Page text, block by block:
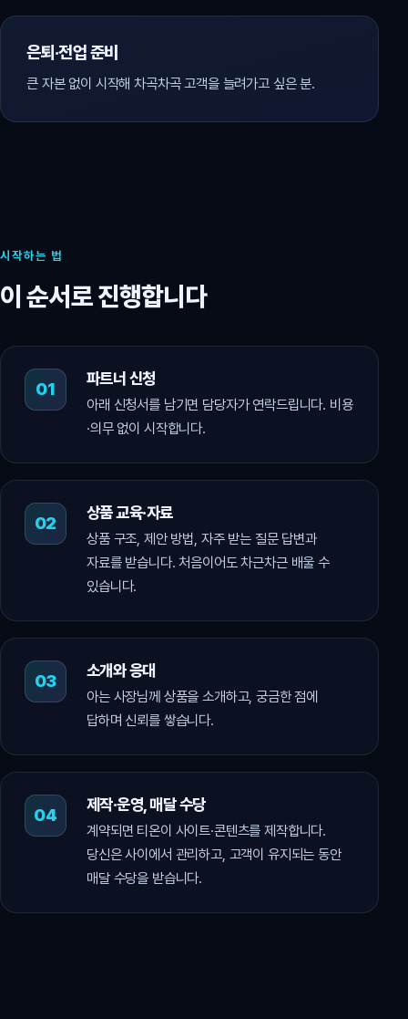
은퇴·전업 준비
큰 자본 없이 시작해 차곡차곡 고객을 늘려가고 싶은 분.
시작하는 법
이 순서로 진행합니다
파트너 신청
아래 신청서를 남기면 담당자가 연락드립니다. 비용
·의무 없이 시작합니다.
상품 교육·자료
상품 구조, 제안 방법, 자주 받는 질문 답변과
자료를 받습니다. 처음이어도 차근차근 배울 수
있습니다.
소개와 응대
아는 사장님께 상품을 소개하고, 궁금한 점에
답하며 신뢰를 쌓습니다.
제작·운영, 매달 수당
계약되면 티온이 사이트·콘텐츠를 제작합니다.
당신은 사이에서 관리하고, 고객이 유지되는 동안
매달 수당을 받습니다.